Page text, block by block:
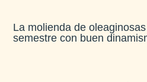
La molienda de
semestre con buen